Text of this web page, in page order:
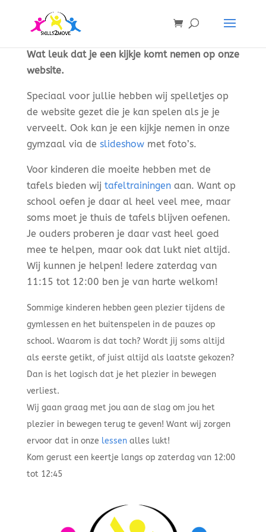
Wat leuk dat je een kijkje komt nemen op onze
website.
Speciaal voor jullie hebben wij spelletjes op
de website gezet die je kan spelen als je je
verveelt. Ook kan je een kijkje nemen in onze
gymzaal via de slideshowmet foto’s.
Voor kinderen die moeite hebben met de
tafels bieden wij tafeltrainingenaan. Want op
school oefen je daar al heel veel mee, maar
soms moet je thuis de tafels blijven oefenen.
Je ouders proberen je daar vast heel goed
mee te helpen, maar ook dat lukt niet altijd.
Wij kunnen je helpen! Iedere zaterdag van
11:15 tot 12:00 ben je van harte welkom!
Sommige kinderen hebben geen plezier tijdens de
gymlessen en het buitenspelen in de pauzes op
school. Waarom is dat toch? Wordt jij soms altijd
als eerste getikt, of juist altijd als laatste gekozen?
Dan is het logisch dat je het plezier in bewegen
verliest.
Wij gaan graag met jou aan de slag om jou het
plezier in bewegen terug te geven! Want wij zorgen
ervoor dat in onze lessenalles lukt!
Kom gerust een keertje langs op zaterdag van 12:00
tot 12:45